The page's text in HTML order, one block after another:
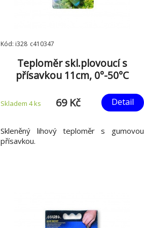
Kód: i328_c410347
Teploměr skl.plovoucí s
přísavkou 11cm, 0°-50°C
Skladem 4ks 69 Kč Detail
Skleněný lihový teploměr s gumovou
přísavkou.